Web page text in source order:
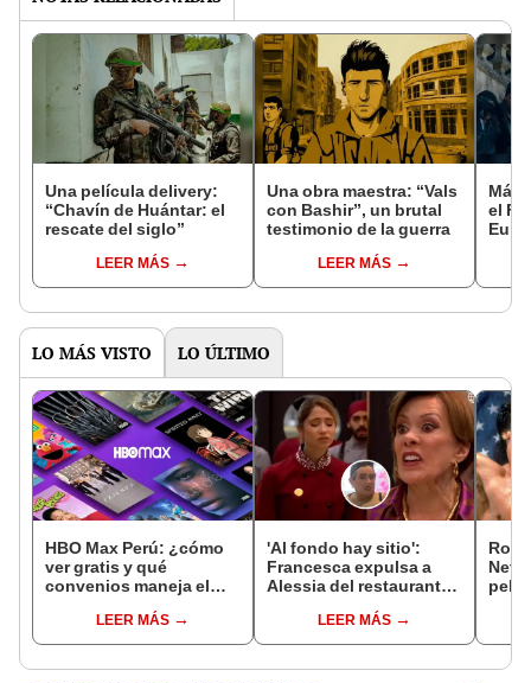
Una película delivery:
“Chavín de Huántar: el
rescate del siglo”
LEER MÁS
Una obra maestra: “Vals
con Bashir”, un brutal
testimonio de la guerra
LEER MÁS
Más
el
LO MÁS VISTO LO ÚLTIMO
HBO Max Perú: ¿cómo
ver gratis y qué
convenios maneja el
LEER MÁS
'Al fondo hay sitio':
Francesca expulsa a
Alessia del restaurante
burlarse de ella
LEER MÁS